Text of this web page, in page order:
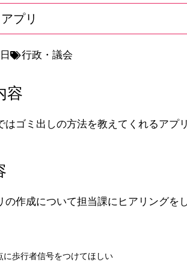
プリ
行政・議会
容
はゴミ出しの方法を教えてくれるア
の作成について担当課にヒアリングを
に歩行者信号をつけてほしい